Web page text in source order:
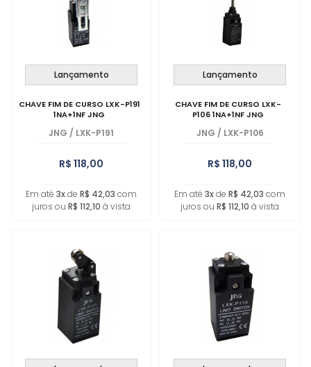
Lançamento
CHAVE FIM DE CURSO LXK-P191
1NA+1NF JNG
JNG / LXK-P191
R$ 118,00
Em até 3xde R$ 42,03 com
juros ou R$ 112,10 à vista
Lançamento
CHAVE FIM DE CURSO LXK-
P106 1NA+1NF JNG
JNG / LXK-P106
R$ 118,00
Em até 3xde R$ 42,03 com
juros ou R$ 112,10 à vista